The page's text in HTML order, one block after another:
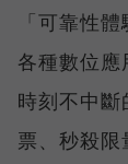
「可靠性
各種數位
時刻不中
票、秒殺